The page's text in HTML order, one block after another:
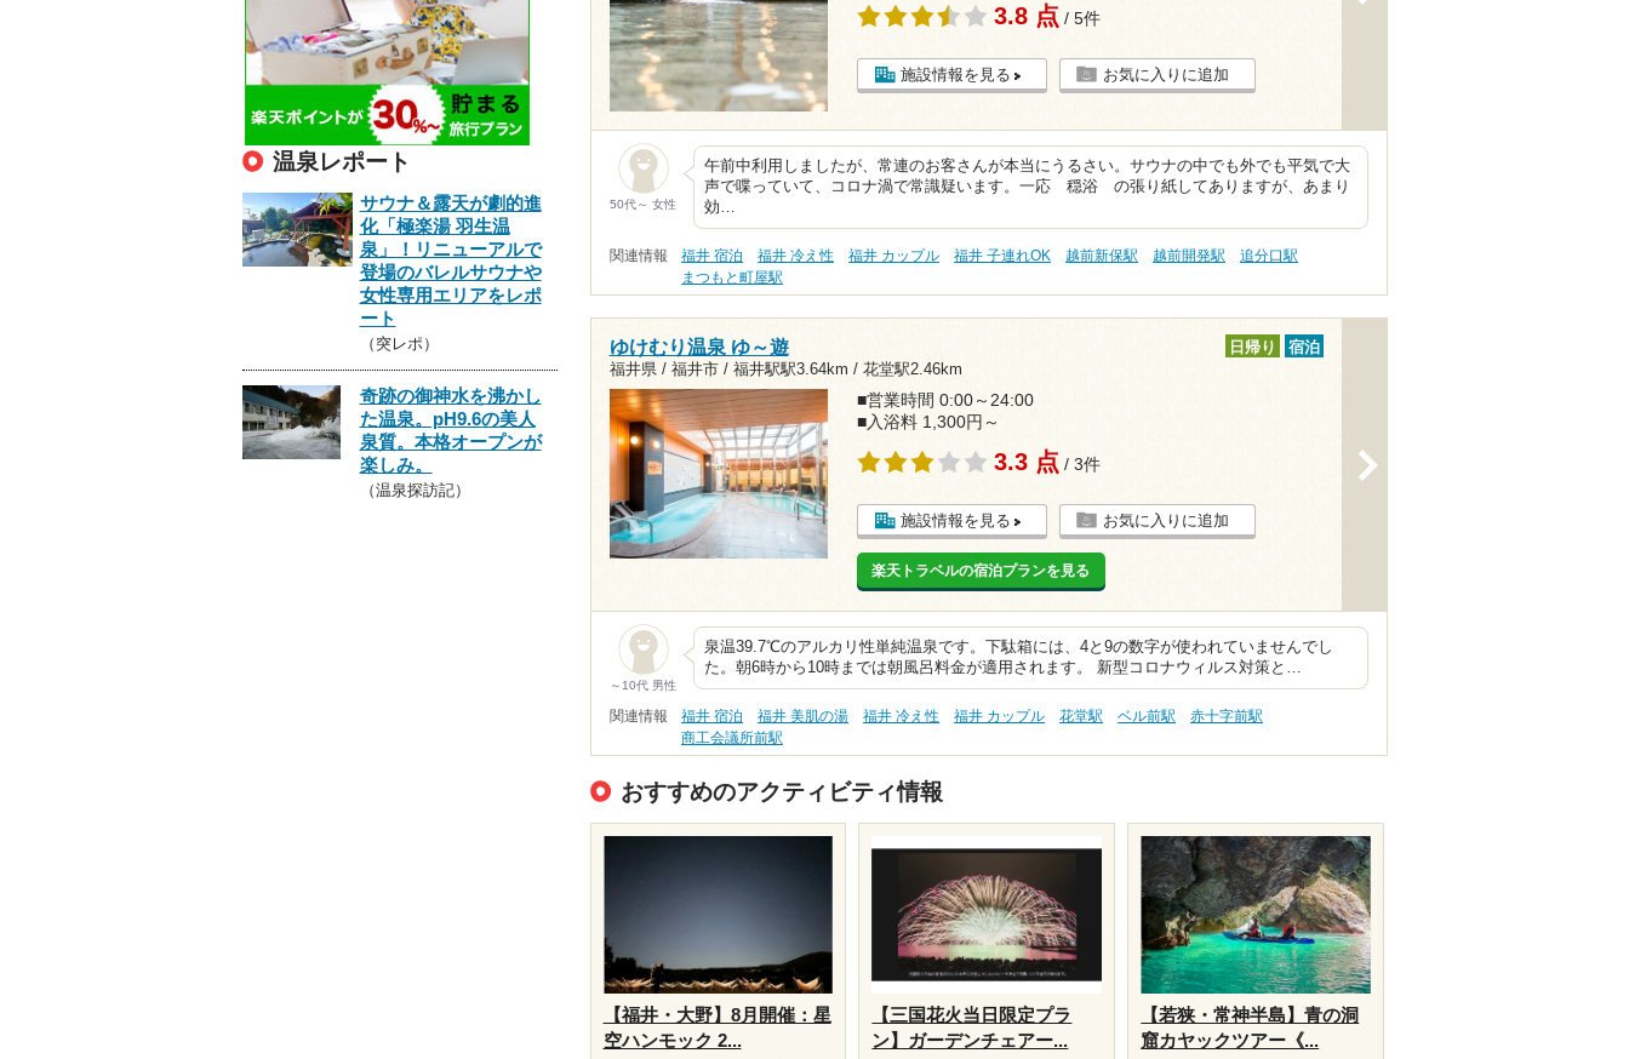
3.8 点 / 5件
施設情報を見る お気に入りに追加
50代～ 女性
午前中利用しましたが、常連のお客さんが本当にうるさい。サウナの中でも外でも平気で大
声で喋っていて、コロナ渦で常識疑います。一応 穏浴 の張り紙してありますが、あまり
効…
関連情報 福井 宿泊 福井 冷え性 福井 カップル 福井 子連れOK 越前新保駅 越前開発駅
追分口駅
まつもと町屋駅
ゆけむり温泉 ゆ～遊
福井県 / 福井市 / 福井駅駅3.64km / 花堂駅2.46km
日帰り 宿泊
■営業時間 0:00～24:00
■入浴料 1,300円～
3.3 点 / 3件
施設情報を見る お気に入りに追加
楽天トラベルの宿泊プランを見る
～10代 男性
泉温39.7℃のアルカリ性単純温泉です。下駄箱には、4と9の数字が使われていませんでし
た。朝6時から10時までは朝風呂料金が適用されます。 新型コロナウィルス対策と…
関連情報 福井 宿泊 福井 美肌の湯 福井 冷え性 福井 カップル 花堂駅 ベル前駅
赤十字前駅
商工会議所前駅
おすすめのアクティビティ情報
【福井・大野】8月開催：星
空ハンモック 2...
【三国花火当日限定プラ
ン】ガーデンチェアー...
【若狭・常神半島】青の洞
窟カヤックツアー《...
温泉レポート
サウナ＆露天が劇的進
化「極楽湯 羽生温
泉」！リニューアルで
登場のバレルサウナや
女性専用エリアをレポ
ート
（突レポ）
奇跡の御神水を沸かし
た温泉。pH9.6の美人
泉質。本格オープンが
楽しみ。
（温泉探訪記）